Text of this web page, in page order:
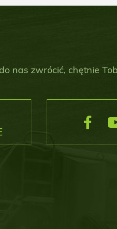
nas zwrócić, chętnie